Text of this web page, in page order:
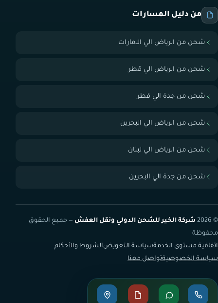
من دليل المسارات
شحن من الرياض الي الامارات
شحن من الرياض الي قطر
شحن من جدة الي قطر
شحن من الرياض الي البحرين
شحن من الرياض الي لبنان
شحن من جدة الي البحرين
© 2026 شركة الخير للشحن الدولي ونقل العفش — جميع الحقوق
محفوظة
اتفاقية مستوى الخدمةسياسة التعويضالشروط والأحكام
سياسة الخصوصيةتواصل معنا